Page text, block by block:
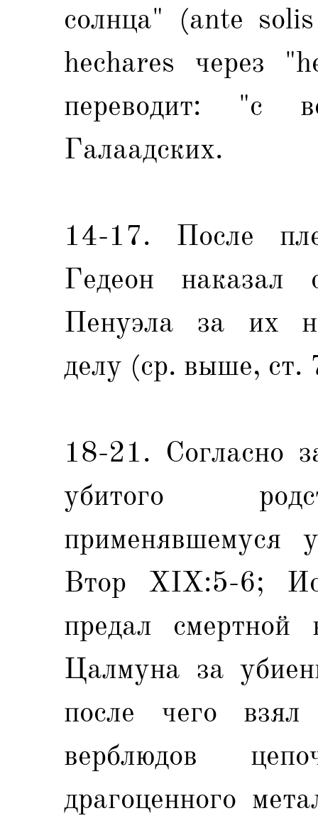
солнца" (ante
hechares через
переводит: "с
Галаадских.
14-17. После
Гедеон наказал
Пенуэла за их
делу (ср. выше, ст.
18-21. Согласно
убитого
применявшемуся
Втор XIX:5-6;
предал
Цалмуна за
после чего
верблюдов
драгоценного